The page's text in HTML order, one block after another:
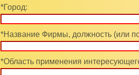
*Город:
*Название Фирмы, должность (или
*Область применения